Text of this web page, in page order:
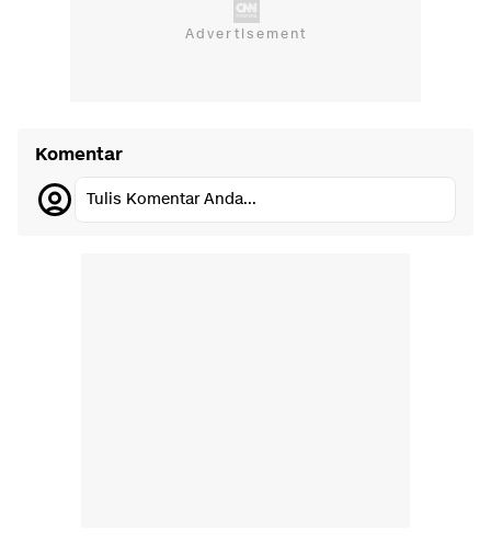
Komentar
Tulis Komentar Anda...